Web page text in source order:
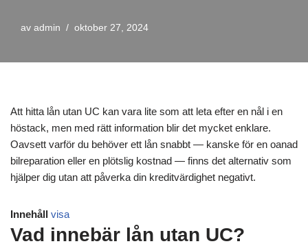
av admin oktober 27, 2024
Att hitta lån utan UC kan vara lite som att leta efter en nål i en
höstack, men med rätt information blir det mycket enklare.
Oavsett varför du behöver ett lån snabbt — kanske för en oanad
bilreparation eller en plötslig kostnad — finns det alternativ som
hjälper dig utan att påverka din kreditvärdighet negativt.
Innehåll visa
Vad innebär lån utan UC?